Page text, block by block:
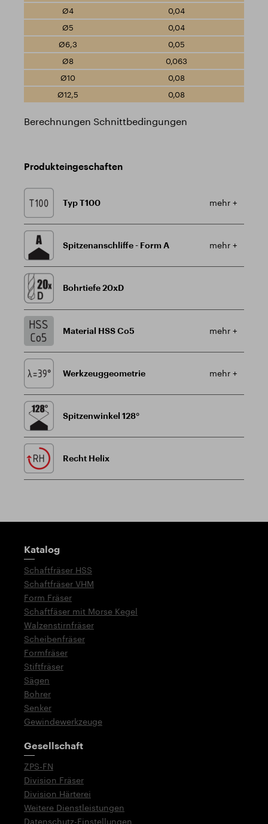
0,04
0,04
0,05
0,063
0,08
0,08
Berechnungen Schnittbedingungen
Produkteingeschaften
Typ T100 mehr +
Spitzenanschliffe - Form A mehr +
Bohrtiefe 20xD
Material HSS Co5 mehr +
Werkzeuggeometrie mehr +
Spitzenwinkel 128°
Recht Helix
Wegweiser
Katalog
Schaftfräser HSS
Schaftfräser VHM
Form Fräser
Schaftfäser mit Morse Kegel
Walzenstirnfräser
Scheibenfräser
Formfräser
Stiftfräser
Sägen
Bohrer
Senker
Gewindewerkzeuge
Gesellschaft
ZPS-FN
Division Fräser
Division Härterei
Weitere Dienstleistungen
Datenschutz-Einstellungen